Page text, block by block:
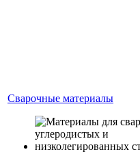
Сварочные материалы